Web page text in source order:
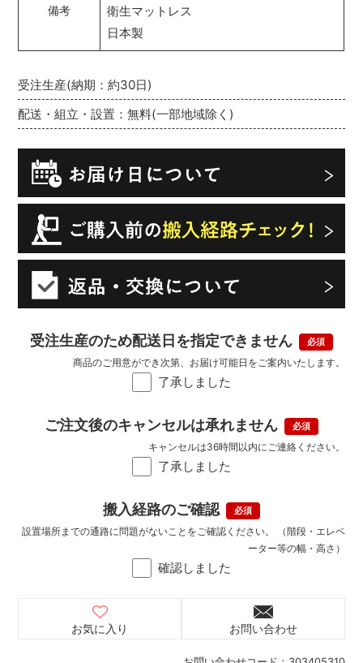
受注生産(納期：約30日)
配送・組立・設置：無料(一部地域除く)
受注生産のため配送日を指定できません
了承しました
商品のご用意ができ次第、お届け可能日をご案内いたします。
ご注文後のキャンセルは承れません
了承しました
キャンセルは36時間以内にご連絡ください。
搬入経路のご確認
確認しました
設置場所までの通路に問題がないことをご確認ください。 （階段・エレベ
ーター等の幅・高さ）
お気に入り お問い合わせ
備考
衛生マットレス
日本製